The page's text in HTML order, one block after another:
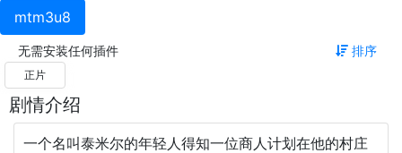
mtm3u8
无需安装任何插件 排序
正片
剧情介绍
一个名叫泰米尔的年轻人得知一位商人计划在他的村庄